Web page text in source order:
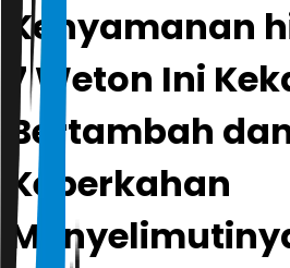
Kenyamanan
7 Weton Ini
Bertambah
Keberkahan